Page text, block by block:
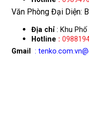
Văn Phòng Đại Diện:
Địa chỉ : Khu
Hotline :
Gmail
: